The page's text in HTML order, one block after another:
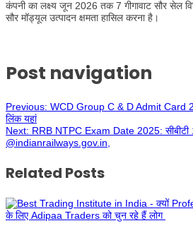
कंपनी का लक्ष्य जून 2026 तक 7 गीगावाट सौर सेल
सौर मॉड्यूल उत्पादन क्षमता हासिल करना है।
Post navigation
Previous: WCD Group C & D Admit Card
लिंक यहां
Next: RRB NTPC Exam Date 2025: सीबीटी 1
@indianrailways.gov.in,
Related Posts